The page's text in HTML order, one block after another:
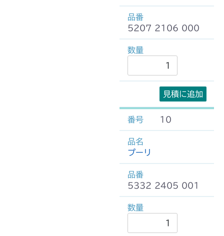
5207 2106 000
見積に追加
10
プーリ
5332 2405 001